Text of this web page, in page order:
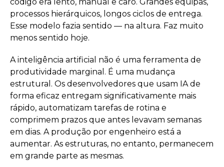
processos hierárquicos, longos ciclos de entrega.
Esse modelo fazia sentido — na altura. Faz muito
menos sentido hoje.
A inteligência artificial não é uma ferramenta de
produtividade marginal. É uma mudança
estrutural. Os desenvolvedores que usam IA de
forma eficaz entregam significativamente mais
rápido, automatizam tarefas de rotina e
comprimem prazos que antes levavam semanas
em dias. A produção por engenheiro está a
aumentar. As estruturas, no entanto, permanecem
em grande parte as mesmas.